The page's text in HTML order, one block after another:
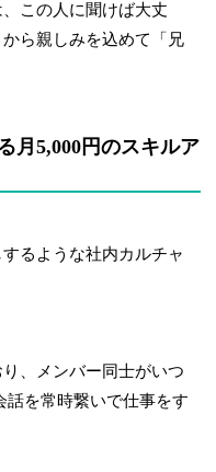
この人に聞けば大丈
ら親しみを込めて「兄
月5,000円のスキルア
るような社内カルチャ
、メンバー同士がいつ
話を常時繋いで仕事をす